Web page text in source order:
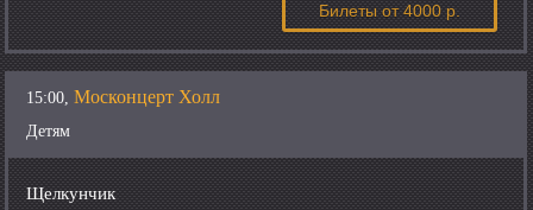
Билеты от 4000 р.
15:00,Москонцерт Холл
Детям
Щелкунчик